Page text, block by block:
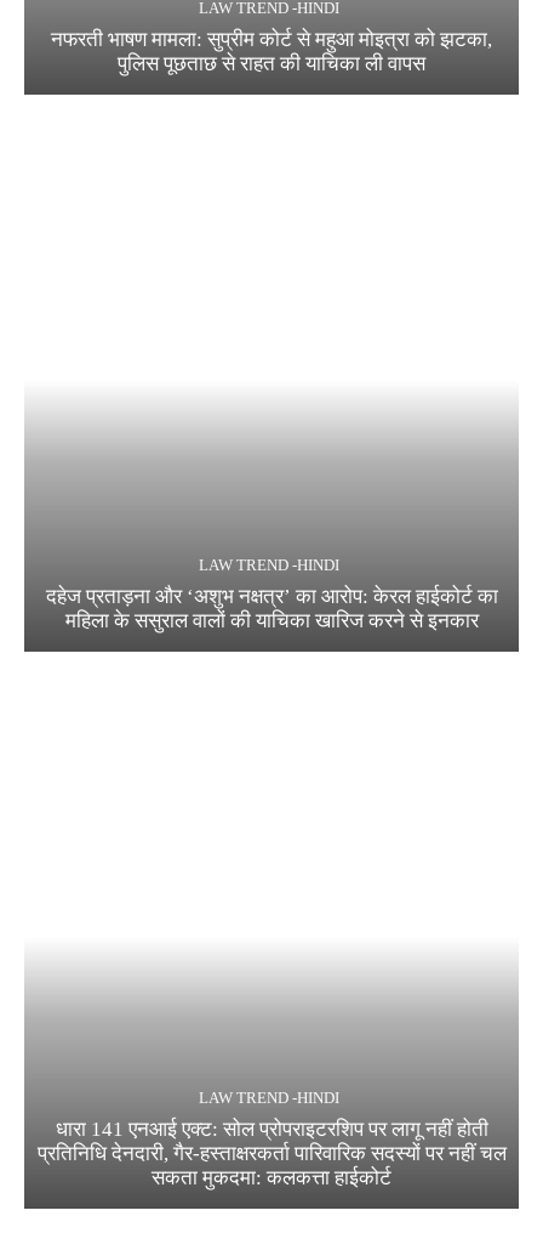
LAW TREND -HINDI
नफरती भाषण मामला: सुप्रीम कोर्ट से महुआ मोइत्रा को झटका,
पुलिस पूछताछ से राहत की याचिका ली वापस
LAW TREND -HINDI
दहेज प्रताड़ना और ‘अशुभ नक्षत्र’ का आरोप: केरल हाईकोर्ट का
महिला के ससुराल वालों की याचिका खारिज करने से इनकार
LAW TREND -HINDI
धारा 141 एनआई एक्ट: सोल प्रोपराइटरशिप पर लागू नहीं होती
प्रतिनिधि देनदारी, गैर-हस्ताक्षरकर्ता पारिवारिक सदस्यों पर नहीं चल
सकता मुकदमा: कलकत्ता हाईकोर्ट